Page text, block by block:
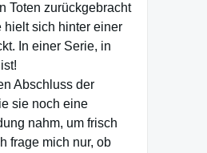
Toten zurückgebracht
hielt sich hinter einer
In einer Serie, in
ist!
Abschluss der
sie noch eine
nahm, um frisch
frage mich nur, ob